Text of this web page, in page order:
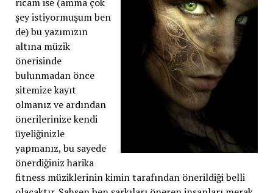
şey istiyormuşum ben
de) bu yazımızın
altına müzik
önerisinde
bulunmadan önce
sitemize kayıt
olmanız ve ardından
önerilerinize kendi
üyeliğinizle
yapmanız, bu sayede
önerdiğiniz harika
fitness müziklerinin kimin tarafından önerildiği belli